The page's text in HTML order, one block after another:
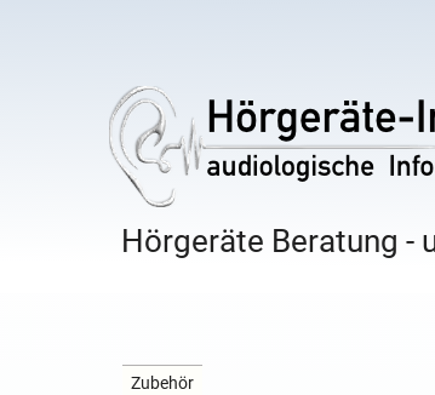
Hörgeräte Beratung -
Zubehör